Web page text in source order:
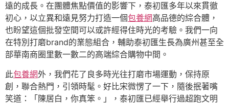
遠的成長。在團體焦點價值的影響下，泰初匯多年以來貫徹
初心，以立異和遠見努力打造一個包養網高品德的綜合體，
也盼望這個批發空間可以或許經得住時光的考驗。我們一向
在特別打磨brand的業態組合，輔助泰初匯生長為廣州甚至全
部華南商圈里數一數二的高端綜合購物中間。
此包養網外，我們花了良多時光往打磨市場運動，保持原
創，聯合熱門，引領時髦。好比宋微愣了一下，隨後抿著嘴
笑道：「陳居白，你真笨。」，泰初匯已經舉行過超跑文明